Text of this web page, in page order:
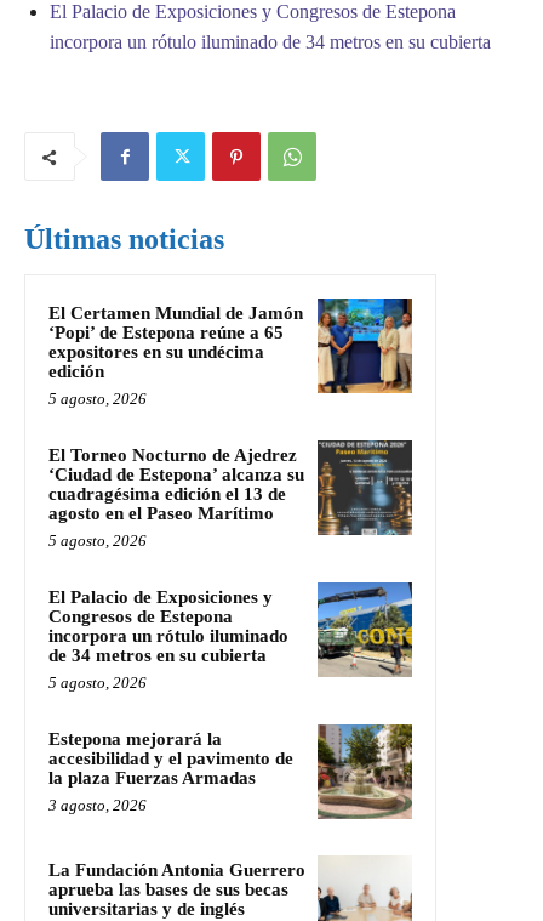
El Palacio de Exposiciones y Congresos de Estepona
incorpora un rótulo iluminado de 34 metros en su cubierta
Últimas noticias
El Certamen Mundial de Jamón
‘Popi’ de Estepona reúne a 65
expositores en su undécima
edición
5 agosto, 2026
El Torneo Nocturno de Ajedrez
‘Ciudad de Estepona’ alcanza su
cuadragésima edición el 13 de
agosto en el Paseo Marítimo
5 agosto, 2026
El Palacio de Exposiciones y
Congresos de Estepona
incorpora un rótulo iluminado
de 34 metros en su cubierta
5 agosto, 2026
Estepona mejorará la
accesibilidad y el pavimento de
la plaza Fuerzas Armadas
3 agosto, 2026
La Fundación Antonia Guerrero
aprueba las bases de sus becas
universitarias y de inglés